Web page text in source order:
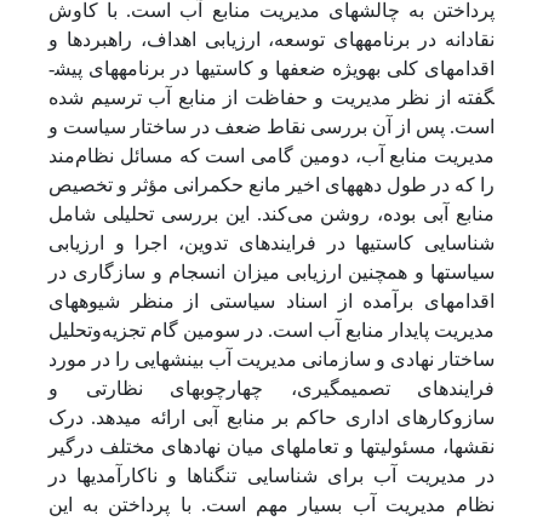
پرداختن به چالش­های مدیریت منابع آب است. با کاوش
نقادانه در برنامه­های توسعه، ارزیابی اهداف، راهبردها و
اقدام­های کلی به­ویژه ضعف­ها و کاستی­ها در برنامه­های پیش­
گفته از نظر مدیریت و حفاظت از منابع آب ترسیم شده
است. پس از آن بررسی نقاط ضعف در ساختار سیاست و
مدیریت منابع آب، دومین گامی است که مسائل نظام‌مند
را که در طول دهه­های اخیر مانع حکمرانی مؤثر و تخصیص
منابع آبی بوده، روشن می‌کند. این بررسی تحلیلی شامل
شناسایی کاستی­ها در فرایندهای تدوین، اجرا و ارزیابی
سیاست­ها و همچنین ارزیابی میزان انسجام و سازگاری در
اقدام­های برآمده از اسناد سیاستی از منظر شیوه­های
مدیریت پایدار منابع آب است. در سومین گام تجزیه‌و‌تحلیل
ساختار نهادی و سازمانی مدیریت آب بینش­هایی را در مورد
فرایندهای تصمیم­گیری، چهارچوب­های نظارتی و
سازوکارهای اداری حاکم بر منابع آبی ارائه می­دهد. درک
نقش­ها، مسئولیت­ها و تعامل­های میان نهادهای مختلف درگیر
در مدیریت آب برای شناسایی تنگناها و ناکارآمدی­ها در
نظام مدیریت آب بسیار مهم است. با پرداختن به این